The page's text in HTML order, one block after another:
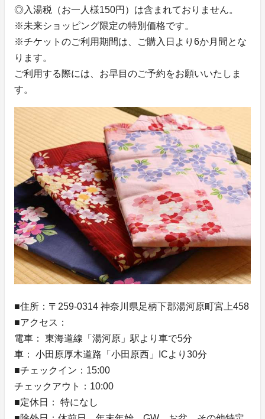
◎入湯税（お一人様150円）は含まれておりません。
※未来ショッピング限定の特別価格です。
※チケットのご利用期間は、ご購入日より6か月間とな
ります。
ご利用する際には、お早目のご予約をお願いいたしま
す。
■住所：〒259-0314 神奈川県足柄下郡湯河原町宮上458
■アクセス：
電車： 東海道線「湯河原」駅より車で5分
車： 小田原厚木道路「小田原西」ICより30分
■チェックイン：15:00
チェックアウト：10:00
■定休日： 特になし